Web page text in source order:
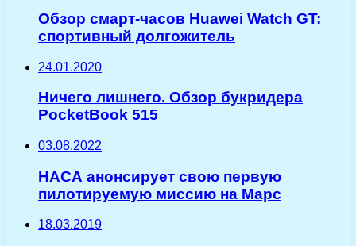
Обзор смарт-часов Huawei Watch GT:
спортивный долгожитель
24.01.2020
Ничего лишнего. Обзор букридера
PocketBook 515
03.08.2022
НАСА анонсирует свою первую
пилотируемую миссию на Марс
18.03.2019